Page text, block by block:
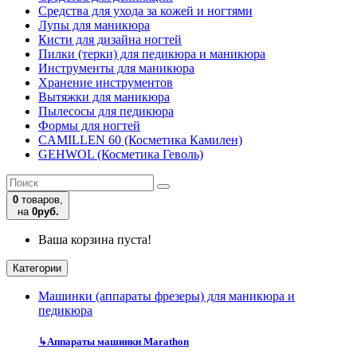
Средства для ухода за кожей и ногтями
Лупы для маникюра
Кисти для дизайна ногтей
Пилки (терки) для педикюра и маникюра
Инструменты для маникюра
Хранение инструментов
Вытяжки для маникюра
Пылесосы для педикюра
Формы для ногтей
CAMILLEN 60 (Косметика Камилен)
GEHWOL (Косметика Геволь)
0 товаров,
на 0руб.
Ваша корзина пуста!
Категории
Машинки (аппараты фрезеры) для маникюра и
педикюра
↳Аппараты машинки Marathon